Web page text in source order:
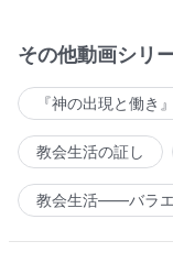
その他動画シリ
『神の出現と働き
教会生活の証し
教会生活――バラ